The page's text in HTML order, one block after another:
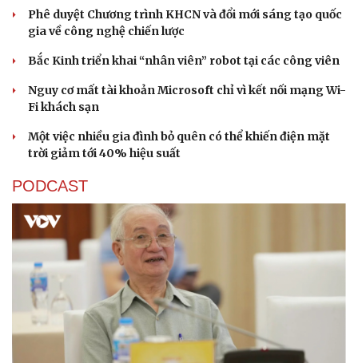
Phê duyệt Chương trình KHCN và đổi mới sáng tạo quốc
gia về công nghệ chiến lược
Bắc Kinh triển khai “nhân viên” robot tại các công viên
Nguy cơ mất tài khoản Microsoft chỉ vì kết nối mạng Wi-
Fi khách sạn
Một việc nhiều gia đình bỏ quên có thể khiến điện mặt
trời giảm tới 40% hiệu suất
PODCAST